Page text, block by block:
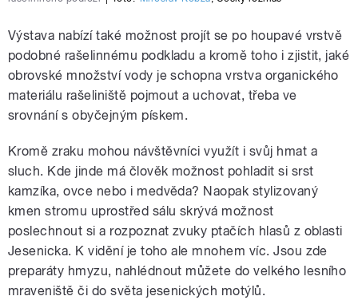
Výstava nabízí také možnost projít se po houpavé vrstvě
podobné rašelinnému podkladu a kromě toho i zjistit, jaké
obrovské množství vody je schopna vrstva organického
materiálu rašeliniště pojmout a uchovat, třeba ve
srovnání s obyčejným pískem.
Kromě zraku mohou návštěvníci využít i svůj hmat a
sluch. Kde jinde má člověk možnost pohladit si srst
kamzíka, ovce nebo i medvěda? Naopak stylizovaný
kmen stromu uprostřed sálu skrývá možnost
poslechnout si a rozpoznat zvuky ptačích hlasů z oblasti
Jesenicka. K vidění je toho ale mnohem víc. Jsou zde
preparáty hmyzu, nahlédnout můžete do velkého lesního
mraveniště či do světa jesenických motýlů.